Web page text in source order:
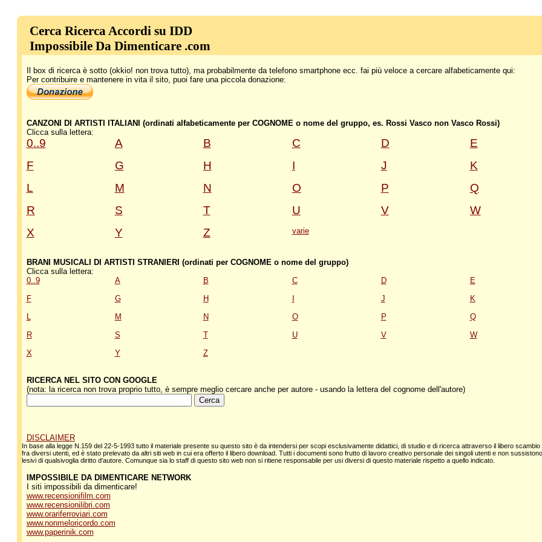
Cerca Ricerca Accordi su IDD
Impossibile Da Dimenticare .com
Il box di ricerca è sotto (okkio! non trova tutto), ma probabilmente da telefono smartphone ecc. fai più veloce a cercare alfabeticamente qui:
Per contribuire e mantenere in vita il sito, puoi fare una piccola donazione:
CANZONI DI ARTISTI ITALIANI (ordinati alfabeticamente per COGNOME o nome del gruppo, es. Rossi Vasco non Vasco Rossi)
Clicca sulla lettera:
0..9 A B C D
E
F
G H I J
K
L
M N O P
Q
R
S T U V
W
X
Y Z varie
BRANI MUSICALI DI ARTISTI STRANIERI (ordinati per COGNOME o nome del gruppo)
Clicca sulla lettera:
0..9
A B C D
E
F
G H J
K
L
M N O P
Q
R
S T U V
W
X
Y Z
RICERCA NEL SITO CON GOOGLE
(nota: la ricerca non trova proprio tutto, è sempre meglio cercare anche per autore - usando la lettera del cognome dell'autore)
DISCLAIMER
In base alla legge N.159 del 22-5-1993 tutto il materiale presente su questo sito è da intendersi per scopi esclusivamente didattici, di studio e di ricerca attraverso il libero scambio
fra diversi utenti, ed è stato prelevato da altri siti web in cui era offerto il libero download. Tutti i documenti sono frutto di lavoro creativo personale dei singoli utenti e non
lesivi di qualsivoglia diritto d'autore. Comunque sia lo staff di questo sito web non si ritiene responsabile per usi diversi di questo materiale rispetto a quello indicato.
IMPOSSIBILE DA DIMENTICARE NETWORK
I siti impossibili da dimenticare!
www.recensionifilm.com
www.recensionilibri.com
www.orariferroviari.com
www.nonmeloricordo.com
www.paperinik.com